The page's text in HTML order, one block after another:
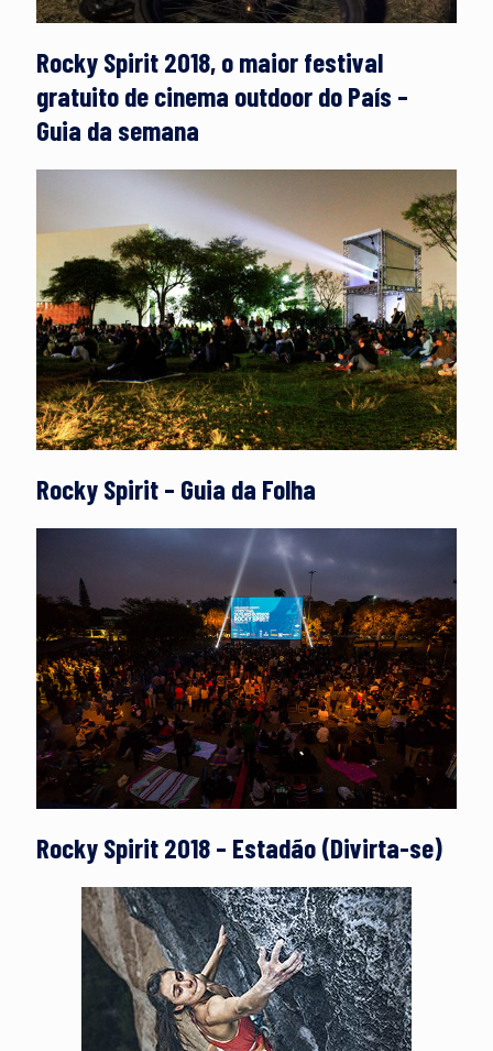
Rocky Spirit 2018, o maior festival
gratuito de cinema outdoor do País –
Guia da semana
Rocky Spirit – Guia da Folha
Rocky Spirit 2018 – Estadão (Divirta-se)